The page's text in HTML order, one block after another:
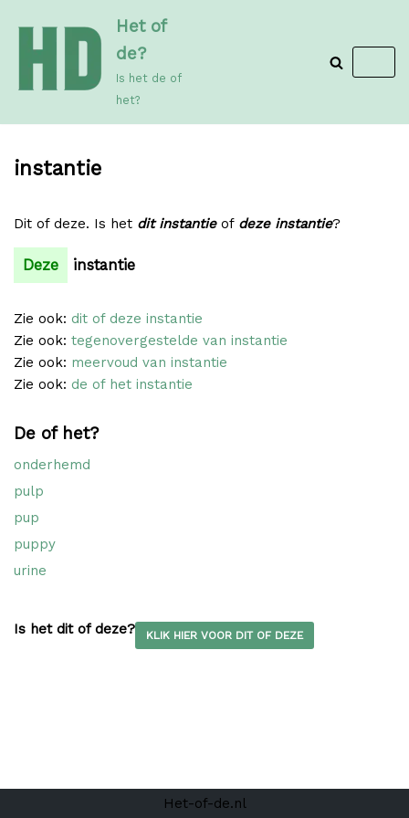
de
inhoud
Het of
de?
Is het de of
het?
instantie
Dit of deze. Is het dit instantieof deze instantie?
Deze instantie
Zie ook: dit of deze instantie
Zie ook: tegenovergestelde van instantie
Zie ook: meervoud van instantie
Zie ook: de of het instantie
De of het?
onderhemd
pulp
pup
puppy
urine
Is het dit of deze? KLIK HIER VOOR DIT OF DEZE
Het-of-de.nl